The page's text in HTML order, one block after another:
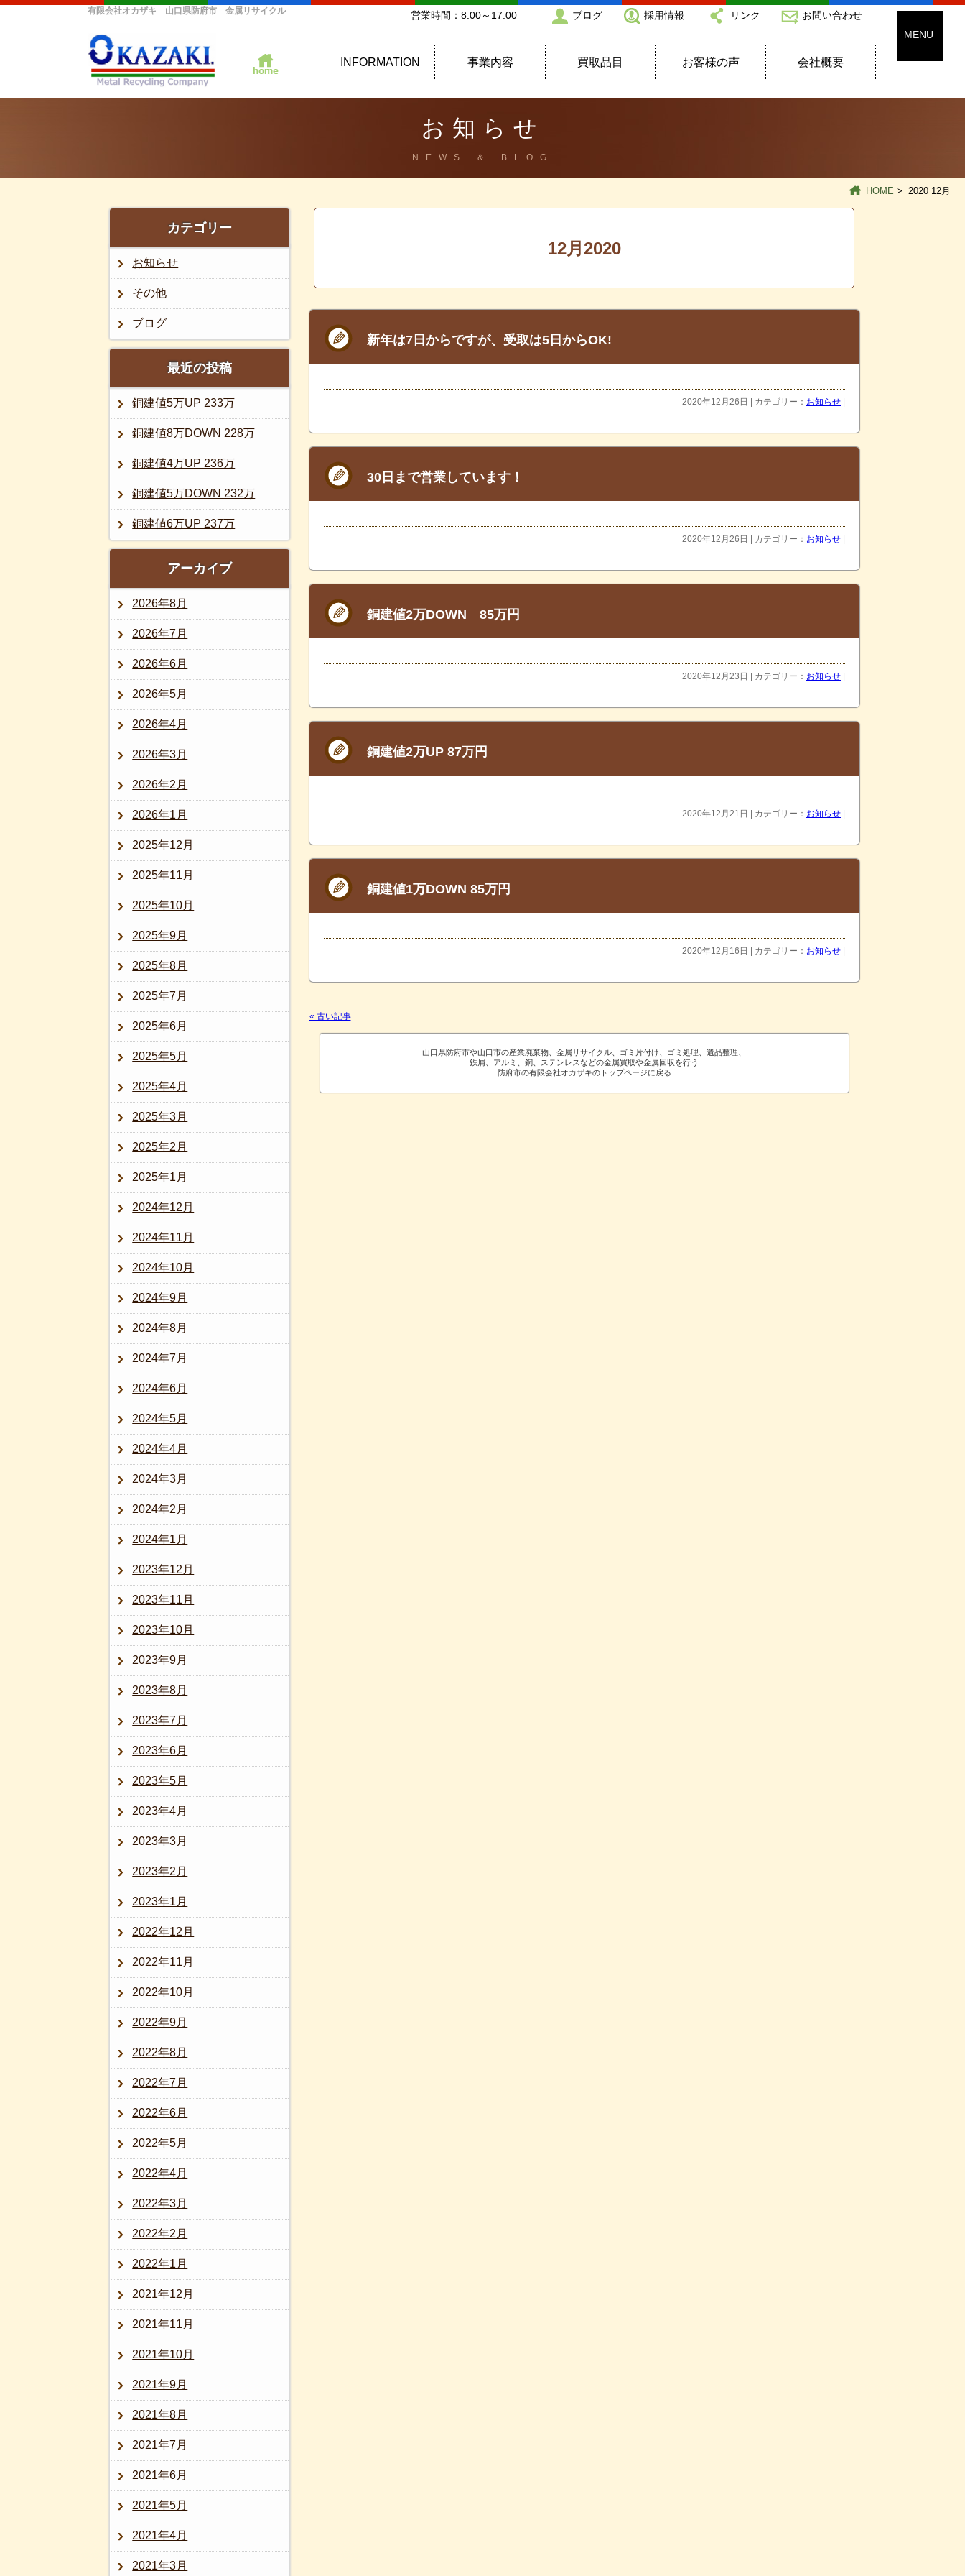
有限会社オカザキ 山口県防府市 金属リサイクル 営業時間：8:00～17:00 ブログ 採用情報 リンク お問い合わせ
INFORMATION 事業内容 買取品目 お客様の声 会社概要
お知らせ
NEWS ＆ BLOG
HOME > 2020 12月
12月2020
新年は7日からですが、受取は5日からOK!
2020年12月26日 | カテゴリー： お知らせ
30日まで営業しています！
2020年12月26日 | カテゴリー： お知らせ
銅建値2万DOWN 85万円
2020年12月23日 | カテゴリー： お知らせ
銅建値2万UP 87万円
2020年12月21日 | カテゴリー： お知らせ
銅建値1万DOWN 85万円
2020年12月16日 | カテゴリー： お知らせ
« 古い記事
山口県防府市や山口市の産業廃棄物、金属リサイクル、ゴミ片付け、ゴミ処理、遺品整理、
鉄屑、アルミ、銅、ステンレスなどの金属買取や金属回収を行う
防府市の有限会社オカザキのトップページに戻る
カテゴリー
お知らせ
その他
ブログ
最近の投稿
銅建値5万UP 233万
銅建値8万DOWN 228万
銅建値4万UP 236万
銅建値5万DOWN 232万
銅建値6万UP 237万
アーカイブ
2026年8月
2026年7月
2026年6月
2026年5月
2026年4月
2026年3月
2026年2月
2026年1月
2025年12月
2025年11月
2025年10月
2025年9月
2025年8月
2025年7月
2025年6月
2025年5月
2025年4月
2025年3月
2025年2月
2025年1月
2024年12月
2024年11月
2024年10月
2024年9月
2024年8月
2024年7月
2024年6月
2024年5月
2024年4月
2024年3月
2024年2月
2024年1月
2023年12月
2023年11月
2023年10月
2023年9月
2023年8月
2023年7月
2023年6月
2023年5月
2023年4月
2023年3月
2023年2月
2023年1月
2022年12月
2022年11月
2022年10月
2022年9月
2022年8月
2022年7月
2022年6月
2022年5月
2022年4月
2022年3月
2022年2月
2022年1月
2021年12月
2021年11月
2021年10月
2021年9月
2021年8月
2021年7月
2021年6月
2021年5月
2021年4月
2021年3月